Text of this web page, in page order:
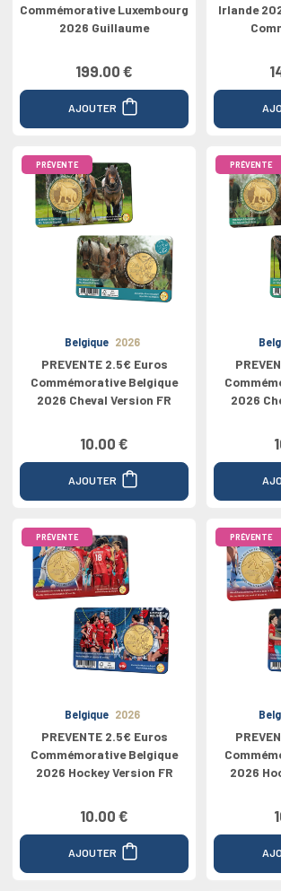
Commémorative Luxembourg
2026 Guillaume
199.00 €
AJOUTER
Irlande
PRÉVENTE
Belgique 2026
PREVENTE 2.5€ Euros
Commémorative Belgique
2026 Cheval Version FR
10.00 €
AJOUTER
PRÉVENTE
2026
PRÉVENTE
Belgique 2026
PREVENTE 2.5€ Euros
Commémorative Belgique
2026 Hockey Version FR
10.00 €
AJOUTER
PRÉVENTE
2026